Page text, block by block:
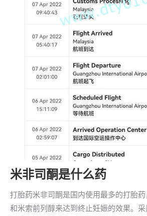
米非司酮是什么药
打胎药米非司酮是国内使用最多的打胎
和米索前列醇来达到终止妊娠的效果。